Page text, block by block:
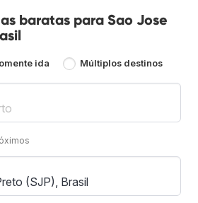
baratas para Sao Jose
ida Múltiplos destinos